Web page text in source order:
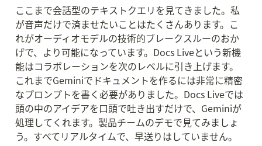
ここまで会話型のテキストクエリを見てきました。私
が音声だけで済ませたいことはたくさんあります。こ
れがオーディオモデルの技術的ブレークスルーのおか
げで、より可能になっています。Docs Liveという新機
能はコラボレーションを次のレベルに引き上げます。
これまでGeminiでドキュメントを作るには非常に精密
なプロンプトを書く必要がありました。Docs Liveでは
頭の中のアイデアを口頭で吐き出すだけで、Geminiが
処理してくれます。製品チームのデモで見てみましょ
う。すべてリアルタイムで、早送りはしていません。